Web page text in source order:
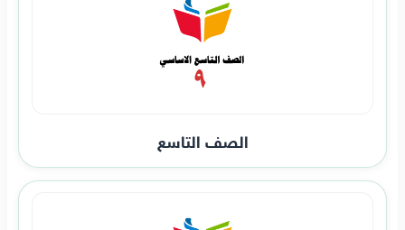
الصف التاسع